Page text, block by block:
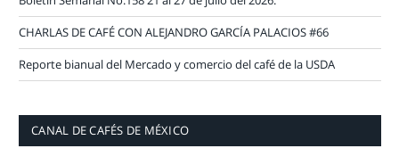
CHARLAS DE CAFÉ CON ALEJANDRO GARCÍA PALACIOS #66
Reporte bianual del Mercado y comercio del café de la USDA
CANAL DE CAFÉS DE MÉXICO